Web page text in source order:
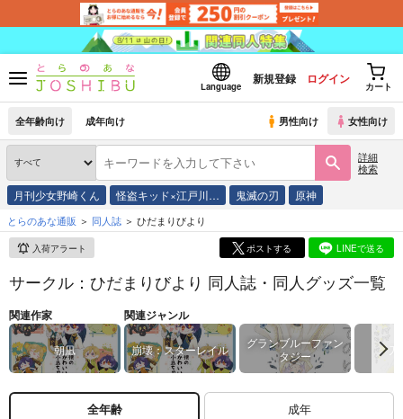
Language
新規登録 ログイン
カート
全年齢向け 成年向け 男性向け 女性向け
詳細
検索
月刊少女野崎くん 怪盗キッド×江戸川… 鬼滅の刃 原神
とらのあな通販 同人誌 ひだまりびより
入荷アラート ポストする LINEで送る
サークル：ひだまりびより 同人誌・同人グッズ一覧
関連作家
朝凪
関連ジャンル
崩壊：スターレイル
グランブルーファン
タジー
全年齢 成年